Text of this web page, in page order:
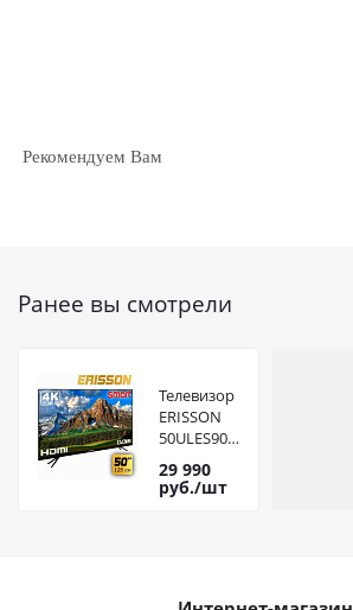
Рекомендуем Вам
Ранее вы смотрели
Телевизор
ERISSON
50ULES900T2SM
SMART
китай
29 990
руб./шт